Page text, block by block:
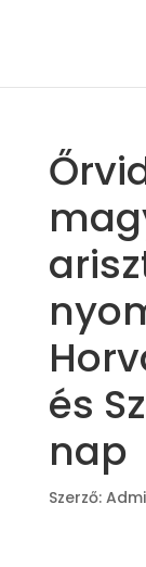
és
nap
Szerző: